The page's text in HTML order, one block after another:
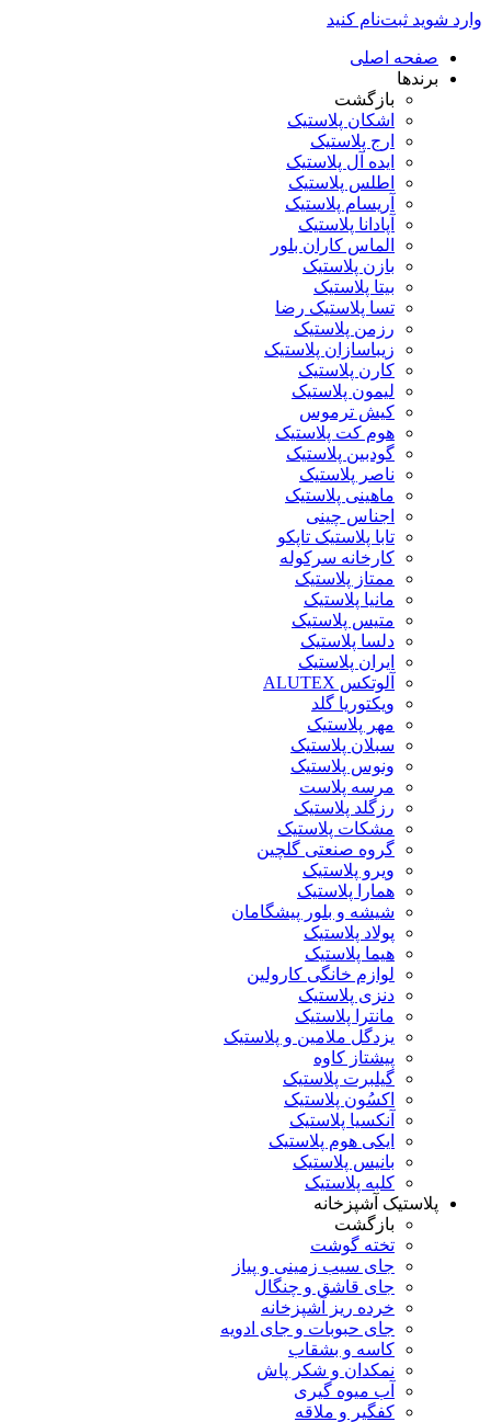
وارد شوید ثبت‌نام کنید
صفحه اصلی
برندها
بازگشت
اشکان پلاستیک
ارج پلاستیک
ایده آل پلاستیک
اطلس پلاستیک
آریسام پلاستیک
آپادانا پلاستیک
الماس کاران بلور
بازن پلاستیک
بیتا پلاستیک
تسا پلاستیک رضا
رزمن پلاستیک
زیباسازان پلاستیک
کارن پلاستیک
لیمون پلاستیک
کیش ترموس
هوم کت پلاستیک
گودبین پلاستیک
ناصر پلاستیک
ماهینی پلاستیک
اجناس چینی
تابا پلاستیک تاپکو
کارخانه سرکوله
ممتاز پلاستیک
مانیا پلاستیک
متیس پلاستیک
دلسا پلاستیک
ایران پلاستیک
آلوتکس ALUTEX
ویکتوریا گلد
مهر پلاستیک
سبلان پلاستیک
ونوس پلاستیک
مرسه پلاست
رزگلد پلاستیک
مشکات پلاستیک
گروه صنعتی گلچین
ویرو پلاستیک
همارا پلاستیک
شیشه و بلور پیشگامان
پولاد پلاستیک
هیما پلاستیک
لوازم خانگی کارولین
دنزی پلاستیک
مانترا پلاستیک
یزدگل ملامین و پلاستیک
پیشتاز کاوه
گیلبرت پلاستیک
اکسُون پلاستیک
آنکسیا پلاستیک
ایکی هوم پلاستیک
بانیس پلاستیک
کلبه پلاستیک
پلاستیک آشپزخانه
بازگشت
تخته گوشت
جای سیب زمینی و پیاز
جای قاشق و چنگال
خرده ریز آشپزخانه
جای حبوبات و جای ادویه
کاسه و بشقاب
نمکدان و شکر پاش
آب میوه گیری
کفگیر و ملاقه